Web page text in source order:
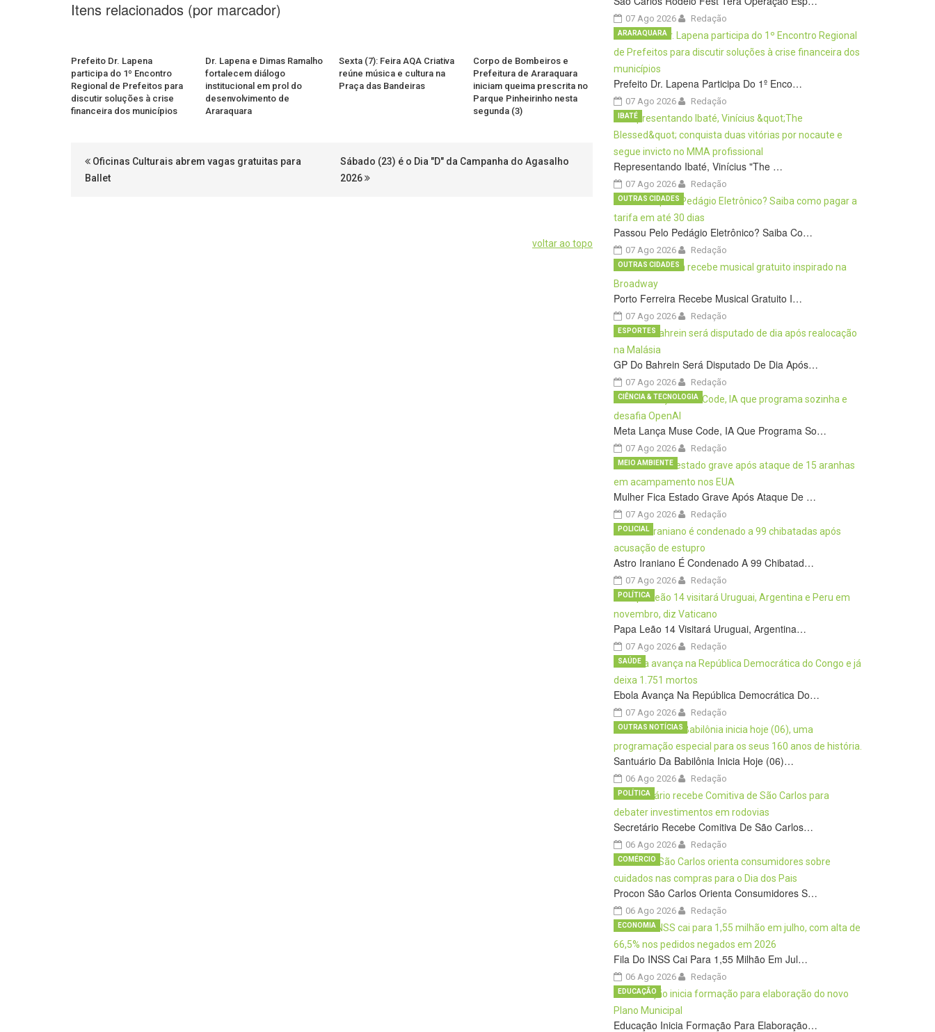
Itens relacionados (por marcador)
Prefeito Dr. Lapena
participa do 1º Encontro
Regional de Prefeitos para
discutir soluções à crise
financeira dos municípios
Dr. Lapena e Dimas Ramalho
fortalecem diálogo
institucional em prol do
desenvolvimento de
Araraquara
Sexta (7): Feira AQA Criativa
reúne música e cultura na
Praça das Bandeiras
Corpo de Bombeiros e
Prefeitura de Araraquara
iniciam queima prescrita no
Parque Pinheirinho nesta
segunda (3)
Oficinas Culturais abrem vagas gratuitas para
Ballet
Sábado (23) é o Dia "D" da Campanha do Agasalho
2026
voltar ao topo
07 Ago 2026 Redação
Prefeito Dr. Lapena Participa Do 1º Enco…
07 Ago 2026
ARARAQUARA
Redação
Representando Ibaté, Vinícius "The …
07 Ago 2026
IBATÉ
Redação
Passou Pelo Pedágio Eletrônico? Saiba Co…
07 Ago 2026
OUTRAS CIDADES
Redação
Porto Ferreira Recebe Musical Gratuito I…
07 Ago 2026
OUTRAS CIDADES
Redação
GP Do Bahrein Será Disputado De Dia Após…
07 Ago 2026
ESPORTES
Redação
Meta Lança Muse Code, IA Que Programa So…
07 Ago 2026
CIÊNCIA & TECNOLOGIA
Redação
Mulher Fica Estado Grave Após Ataque De …
07 Ago 2026
MEIO AMBIENTE
Redação
Astro Iraniano É Condenado A 99 Chibatad…
07 Ago 2026
POLICIAL
Redação
Papa Leão 14 Visitará Uruguai, Argentina…
07 Ago 2026
POLÍTICA
Redação
Ebola Avança Na República Democrática Do…
07 Ago 2026
SAÚDE
Redação
Santuário Da Babilônia Inicia Hoje (06)…
06 Ago 2026
OUTRAS NOTÍCIAS
Redação
Secretário Recebe Comitiva De São Carlos…
06 Ago 2026
POLÍTICA
Redação
Procon São Carlos Orienta Consumidores S…
06 Ago 2026
COMÉRCIO
Redação
Fila Do INSS Cai Para 1,55 Milhão Em Jul…
06 Ago 2026
ECONOMIA
Redação
Educação Inicia Formação Para Elaboração…
EDUCAÇÃO